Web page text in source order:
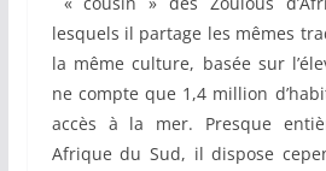
lesquels il partage les mêmes
la même culture, basée sur
ne compte que 1,4 million
accès à la mer. Presque
Afrique du Sud, il dispose